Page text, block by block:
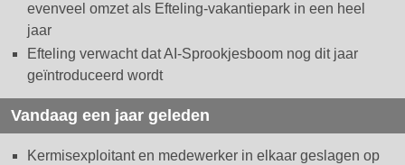
evenveel omzet als Efteling-vakantiepark in een heel
jaar
Efteling verwacht dat AI-Sprookjesboom nog dit jaar
geïntroduceerd wordt
Vandaag een jaar geleden
Kermisexploitant en medewerker in elkaar geslagen op